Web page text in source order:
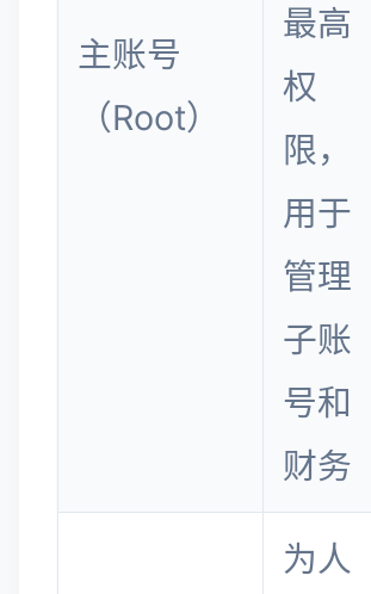
主账号
（Root）
最高
权
限，
用于
管理
子账
号和
财务
为人